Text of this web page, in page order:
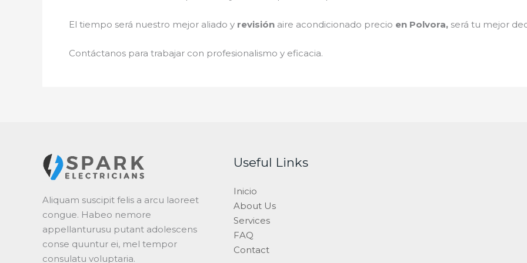
El tiempo será nuestro mejor aliado y revisión aire acondicionado precio en Polvora, será tu mejor
Contáctanos para trabajar con profesionalismo y eficacia.
Aliquam suscipit felis a arcu laoreet
congue. Habeo nemore
appellanturusu putant adolescens
conse quuntur ei, mel tempor
consulatu voluptaria.
Useful Links
Inicio
About Us
Services
FAQ
Contact